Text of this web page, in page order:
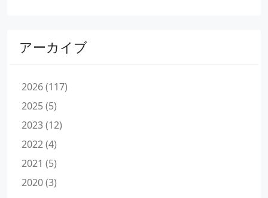
アーカイブ
2026 (117)
2025 (5)
2023 (12)
2022 (4)
2021 (5)
2020 (3)